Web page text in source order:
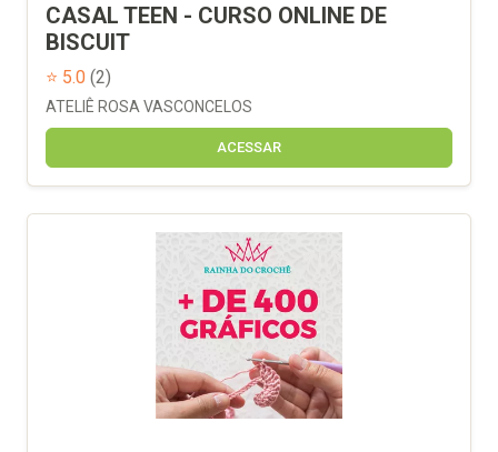
CASAL TEEN - CURSO ONLINE DE
BISCUIT
⭐ 5.0 (2)
ATELIÊ ROSA VASCONCELOS
ACESSAR